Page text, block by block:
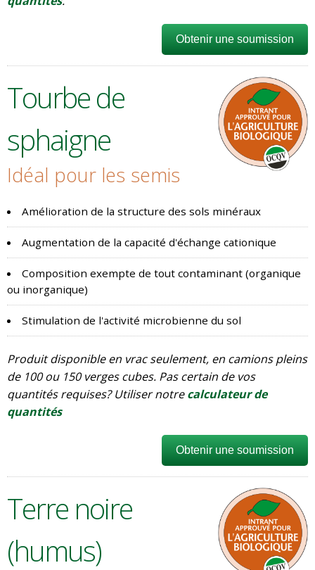
Obtenir une soumission
Tourbe de
sphaigne
Idéal pour les semis
Amélioration de la structure des sols minéraux
Augmentation de la capacité d'échange cationique
Composition exempte de tout contaminant (organique
ou inorganique)
Stimulation de l'activité microbienne du sol
Produit disponible en vrac seulement, en camions pleins
de 100 ou 150 verges cubes. Pas certain de vos
quantités requises? Utiliser notrecalculateur de
quantités
Obtenir une soumission
Terre noire
(humus)